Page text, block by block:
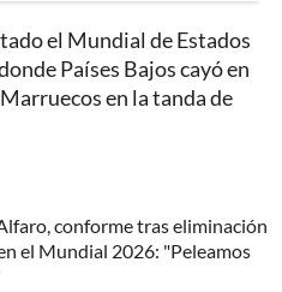
el Mundial de Estados
Países Bajos cayó en
en la tanda de
conforme tras eliminación
el Mundial 2026: "Peleamos